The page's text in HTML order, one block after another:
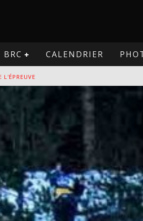
BRC CALENDRIER